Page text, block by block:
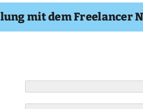
mit dem Freelancer